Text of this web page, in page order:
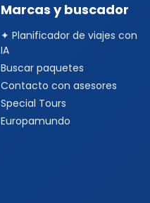
Marcas y buscador
✦ Planificador de viajes con
IA
Buscar paquetes
Contacto con asesores
Special Tours
Europamundo